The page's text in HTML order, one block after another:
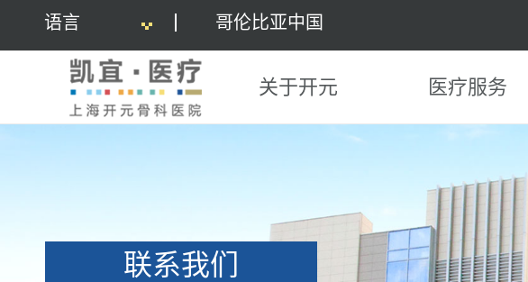
语言 哥伦比亚中国
关于开元 医疗服务
联系我们